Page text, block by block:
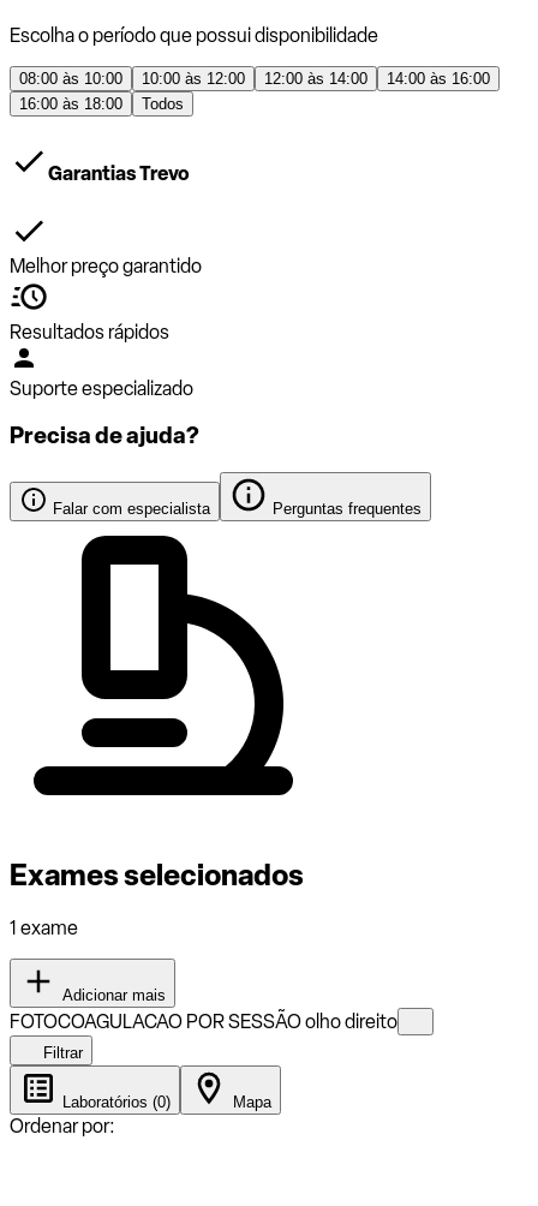
Escolha o período que possui disponibilidade
08:00 às 10:00 10:00 às 12:00 12:00 às 14:00
14:00 às 16:00
16:00 às 18:00
Todos
Garantias Trevo
Melhor preço garantido
Resultados rápidos
Suporte especializado
Precisa de ajuda?
Falar com especialista Perguntas frequentes
Exames selecionados
1 exame
Adicionar mais
FOTOCOAGULACAO POR SESSÃO olho direito
Filtrar
Laboratórios (0) Mapa
Ordenar por: